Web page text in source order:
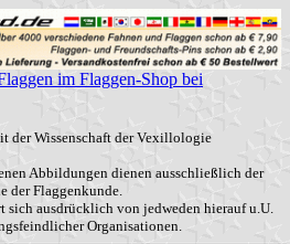
im Flaggen-Shop bei
der Wissenschaft der Vexillologie
Abbildungen dienen ausschließlich der
der Flaggenkunde.
sich ausdrücklich von jedweden hierauf u.U.
Organisationen.